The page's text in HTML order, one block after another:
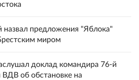
назвал предложения "Яблока"
миром
доклад командира 76-й
ВДВ об обстановке на